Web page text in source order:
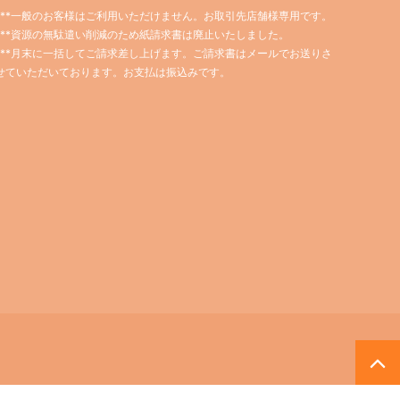
一般のお客様はご利用いただけません。お取引先店舗様専用です。
資源の無駄遣い削減のため紙請求書は廃止いたしました。
月末に一括してご請求差し上げます。ご請求書はメールでお送りさ
ていただいております。お支払は振込みです。